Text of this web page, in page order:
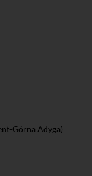
Górna Adyga)